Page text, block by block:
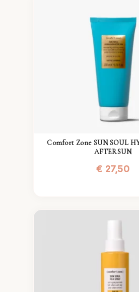
Comfort Zone SUN SOUL
AFTERSUN
€ 27,50